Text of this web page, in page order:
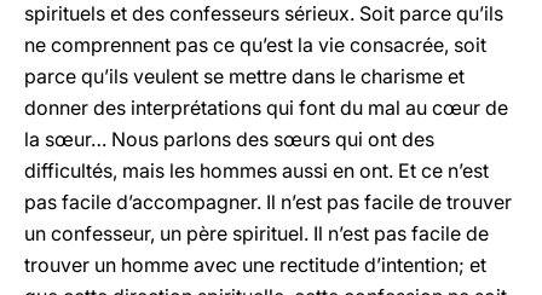
spirituels et des confesseurs sérieux. Soit parce qu’ils
ne comprennent pas ce qu’est la vie consacrée, soit
parce qu’ils veulent se mettre dans le charisme et
donner des interprétations qui font du mal au cœur de
la sœur… Nous parlons des sœurs qui ont des
difficultés, mais les hommes aussi en ont. Et ce n’est
pas facile d’accompagner. Il n’est pas facile de trouver
un confesseur, un père spirituel. Il n’est pas facile de
trouver un homme avec une rectitude d’intention; et